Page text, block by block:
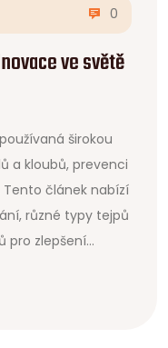
0
ve světě
širokou
a kloubů, prevenci
článek nabízí
různé typy tejpů
pro zlepšení